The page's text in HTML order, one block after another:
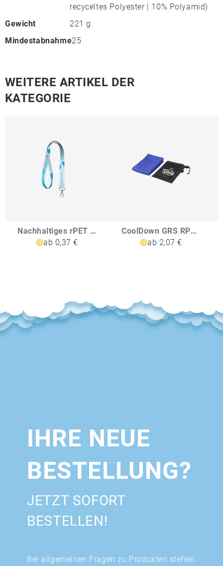
recyceltes Polyester | 10% Polyamid)
Gewicht
221 g
Mindestabnahme25
WEITERE ARTIKEL DER
KATEGORIE
Nachhaltiges rPET Basic Schlüsselband Lanyard
ab 0,37 €
CoolDown GRS RPET Sporthandtuch
ab 2,07 €
IHRE NEUE
BESTELLUNG?
JETZT SOFORT
BESTELLEN!
Bei allgemeinen Fragen zu Produkten stehen